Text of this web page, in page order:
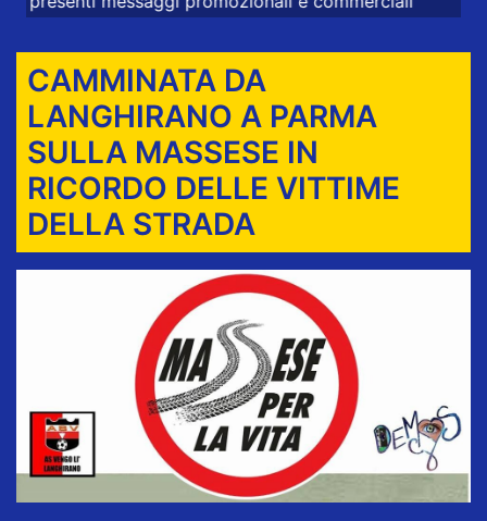
CAMMINATA DA
LANGHIRANO A PARMA
SULLA MASSESE IN
RICORDO DELLE VITTIME
DELLA STRADA